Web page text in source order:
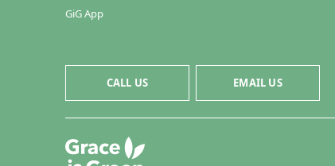
GiG App
CALL US EMAIL US